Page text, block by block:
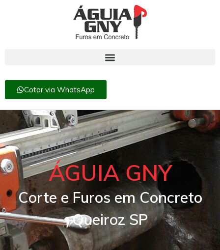
Cotar via WhatsApp
ÁGUIA GNY
Corte e Furos em Concreto
Queiroz SP